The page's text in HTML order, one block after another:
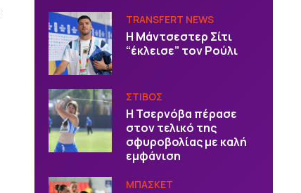
TRANSFERT NEWS
Η Μάντσεστερ Σίτι
“έκλεισε” τον Ρούλι
ΣΤΙΒΟΣ
Η Τσερνόβα πέρασε
στον τελικό της
σφυροβολίας με καλή
εμφάνιση
ΜΠΑΣΚΕΤ